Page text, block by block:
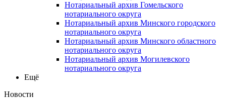
Нотариальный архив Гомельского
нотариального округа
Нотариальный архив Минского городского
нотариального округа
Нотариальный архив Минского областного
нотариального округа
Нотариальный архив Могилевского
нотариального округа
Ещё
Новости